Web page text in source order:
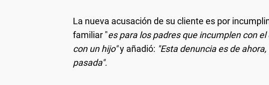
La nueva acusación de su cliente es por
familiar "es para los padres que incumplen con
con un hijo"y añadió: "Esta denuncia es de
pasada".